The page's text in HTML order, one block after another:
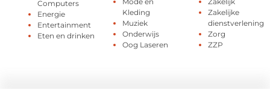
Computers
Energie
Entertainment
Eten en drinken
Kleding
Muziek
Onderwijs
Oog Laseren
Zakelijke
dienstverlening
Zorg
ZZP